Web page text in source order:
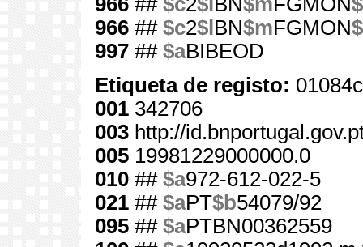
966 ## $c2$l BN$mFGMON
997 ## $aBIBEOD
Etiqueta de registo:
001 342706
003 http://
005 19981229000000.0
010 ## $a972-612-022-5
021 ## $aPT$b54079/92
095 ## $aPTBN00362559